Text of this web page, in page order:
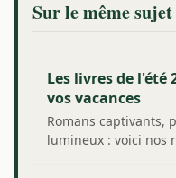
Sur le même sujet
Les livres de l'été
vos vacances
Romans captivants,
lumineux : voici nos